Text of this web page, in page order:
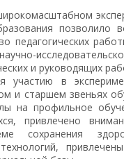
позволило
педагогических
и руководящих
участию в
и старшем звеньях
на профильное
привлечено
сохранения